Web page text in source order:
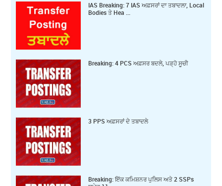
IAS Breaking: 7 IAS ਅਫ਼ਸਰਾਂ ਦਾ ਤਬਾਦਲਾ, Local
Bodies ਤੇ Hea ...
Breaking: 4 PCS ਅਫ਼ਸਰ ਬਦਲੇ, ਪੜ੍ਹੋ ਸੂਚੀ
3 PPS ਅਫ਼ਸਰਾਂ ਦੇ ਤਬਾਦਲੇ
Breaking: ਇੱਕ ਕ‍ਮਿਸ਼ਨਰ ਪੁਲਿਸ ਅਤੇ 2 SSPs